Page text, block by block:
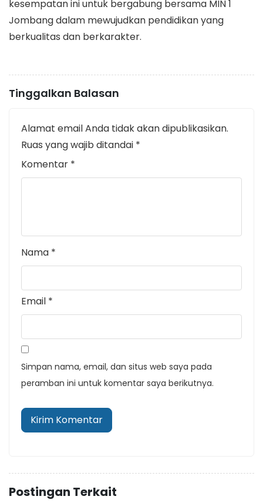
kesempatan ini untuk bergabung bersama MIN 1
Jombang dalam mewujudkan pendidikan yang
berkualitas dan berkarakter.
Tinggalkan Balasan
Alamat email Anda tidak akan dipublikasikan.
Ruas yang wajib ditandai *
Komentar *
Nama *
Email *
Simpan nama, email, dan situs web saya pada
peramban ini untuk komentar saya berikutnya.
Postingan Terkait